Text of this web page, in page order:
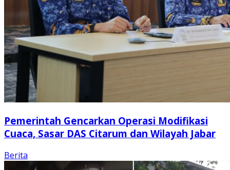
Pemerintah Gencarkan Operasi Modifikasi
Cuaca, Sasar DAS Citarum dan Wilayah Jabar
Berita